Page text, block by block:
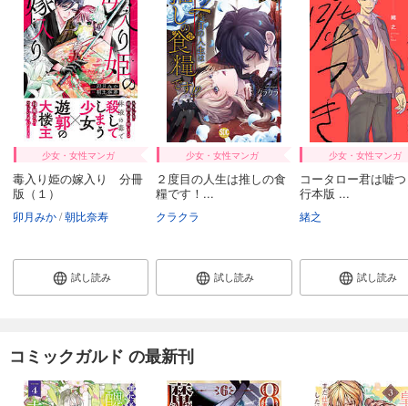
少女・女性マンガ
毒入り姫の嫁入り 分冊
版（１）
卯月みか 朝比奈寿
試し読み
少女・女性マンガ
２度目の人生は推しの食
糧です！...
クラクラ
試し読み
少女・女性マンガ
コータロー君は嘘
行本版 ...
緒之
試し読み
コミックガルド の最新刊